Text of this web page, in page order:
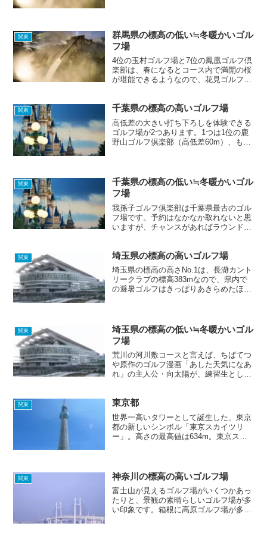
950m前後で宿泊施設...
関東
群馬県の標高の低い≒冬暖かいゴル
フ場
4位の玉村ゴルフ場と7位の鳳凰ゴルフ倶
楽部は、春になるとコース内で満開の桜
が堪能できるようなので、花見ゴルフを
関東 千葉県の標高の高いゴルフ場
高低差の大きい打ち下ろしを体験できる
ゴルフ場が2つあります。1つは1位の鹿
野山ゴルフ倶楽部（高低差60m）、もう
バンカーがあな...
関東
千葉県の標高の低い≒冬暖かいゴル
フ場
我孫子ゴルフ倶楽部は千葉県最古のゴル
フ場です。予約はなかなか取れないと思
いますが、チャンスがあればラウンドし
関東 埼玉県の標高の高いゴルフ場
埼玉県の標高の高さNo.1は、長瀞カント
リークラブの標高383mなので、県内で
の避暑ゴルフはきっぱりあきらめたほう
ご覧になってみてくだ...
関東
埼玉県の標高の低い≒冬暖かいゴル
フ場
荒川の河川敷コースと言えば、ちばてつ
や原作のゴルフ漫画「あした天気になあ
れ」の主人公・向太陽が、練習生として
ー･シュー・メン！」のリズムでナイス
ショットを放ちませんか！？
関東 東京都
世界一高いタワーとして誕生した、東京
都の新しいシンボル「東京スカイツリ
ー」。高さの最高値は634m。東京スカ
関東 神奈川の標高の高いゴルフ場
富士山が見えるゴルフ場がいくつかあっ
たりと、景観の素晴らしいゴルフ場が多
い印象です。箱根に高原ゴルフ場が多く